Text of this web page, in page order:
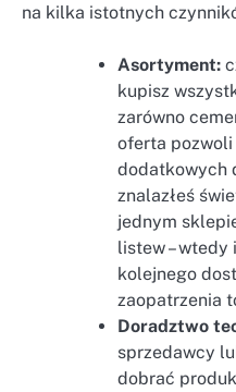
na kilka istotnych
Asortyment:
kupisz
zarówno
oferta pozwoli
dodatkowych
znalazłeś
jednym
listew – wtedy
kolejnego
zaopatrzenia
Doradztwo
sprzedawcy
dobrać